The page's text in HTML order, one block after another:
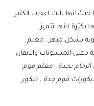
انها نالت اعجاب الكثير
لانها تتميز
بشكل مبهر , معلم
المستويات والاتقان
الرخام بجدة , معلم فوم
فوم جدة , ديكور